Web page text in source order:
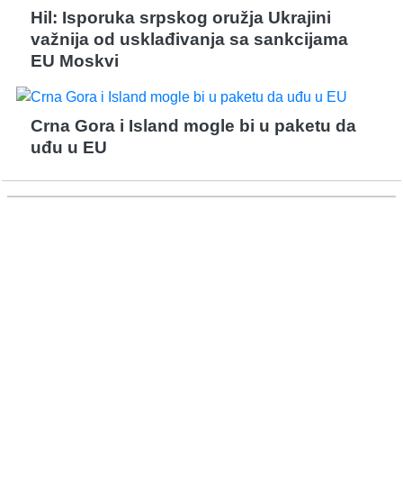
Hil: Isporuka srpskog oružja Ukrajini
važnija od usklađivanja sa sankcijama
EU Moskvi
Crna Gora i Island mogle bi u paketu da
uđu u EU